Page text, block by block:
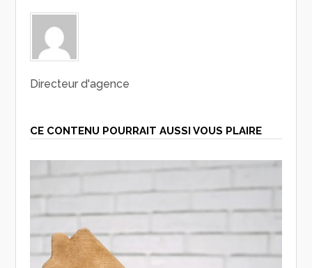
Directeur d'agence
CE CONTENU POURRAIT AUSSI VOUS PLAIRE